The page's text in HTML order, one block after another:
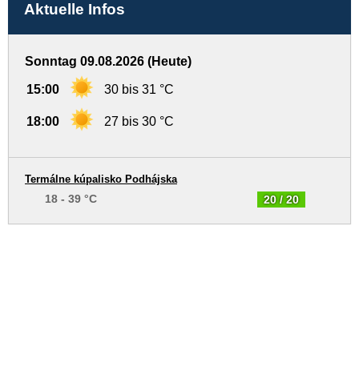
Aktuelle Infos
Sonntag 09.08.2026 (Heute)
15:00 30 bis 31 °C
18:00 27 bis 30 °C
20 / 20
Termálne kúpalisko Podhájska
18 - 39 °C